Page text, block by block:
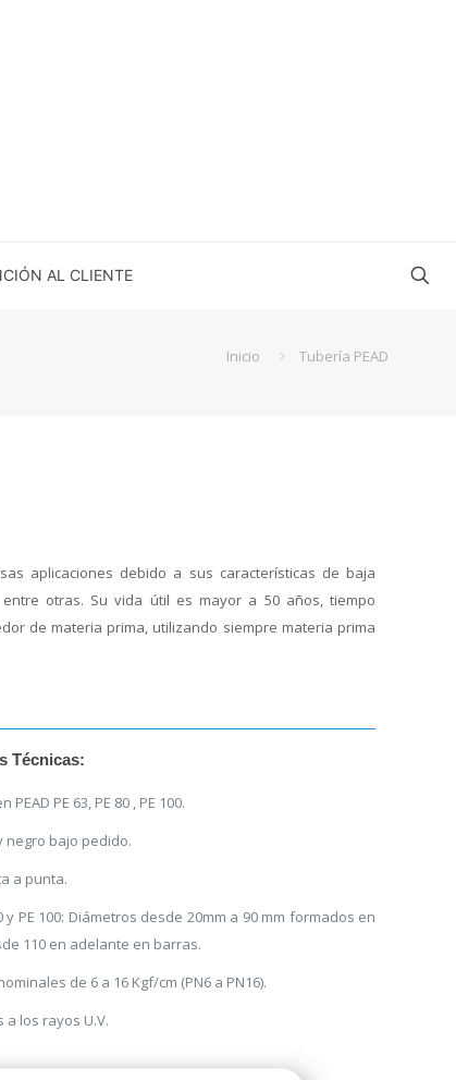
AL CLIENTE
Inicio Tubería PEAD
aplicaciones debido a sus características de baja
otras. Su vida útil es mayor a 50 años, tiempo
de materia prima, utilizando siempre materia prima
Técnicas:
PEAD PE 63, PE 80 , PE 100.
negro bajo pedido.
a punta.
y PE 100: Diámetros desde 20mm a 90 mm formados en
110 en adelante en barras.
de 6 a 16 Kgf/cm (PN6 a PN16).
a los rayos U.V.